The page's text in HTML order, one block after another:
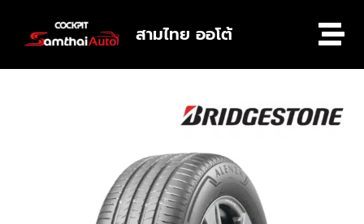
สามไทย ออโต้